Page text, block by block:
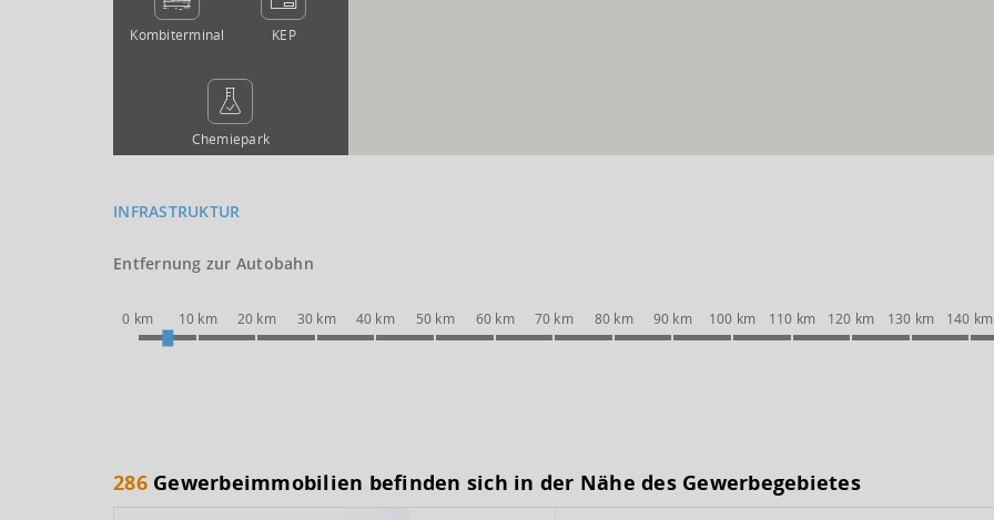
Kombi­terminal KEP
Chemie­park
INFRASTRUKTUR
Entfernung zur Autobahn
0 km 10 km 20 km 30 km 40 km 50 km 60 km 70 km 80 km 90 km 100 km 110 km 120 km 130 km 140 km
286Gewerbeimmobilien befinden sich in der Nähe des Gewerbegebietes